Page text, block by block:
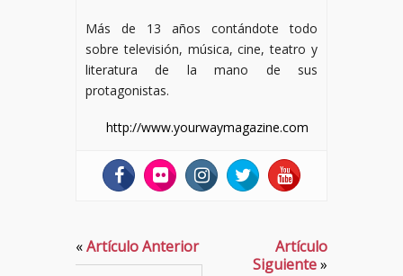
Más de 13 años contándote todo
sobre televisión, música, cine, teatro y
literatura de la mano de sus
protagonistas.
http://www.yourwaymagazine.com
«Artículo Anterior
Artículo
Siguiente»